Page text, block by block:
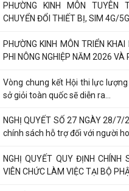
PHƯỜNG KINH MÔN TUYÊN
CHUYỂN ĐỔI THIẾT BỊ, SIM 4G/
PHƯỜNG KINH MÔN TRIỂN
PHI NÔNG NGHIỆP NĂM 2026 VÀ
Vòng chung kết Hội thi lực
sở giỏi toàn quốc sẽ diễn ra...
NGHỊ QUYẾT SỐ 27 NGÀY 28/
chính sách hỗ trợ đối với người
NGHỊ QUYẾT QUY ĐỊNH CHÍNH
VIÊN CHỨC LÀM VIỆC TẠI BỘ